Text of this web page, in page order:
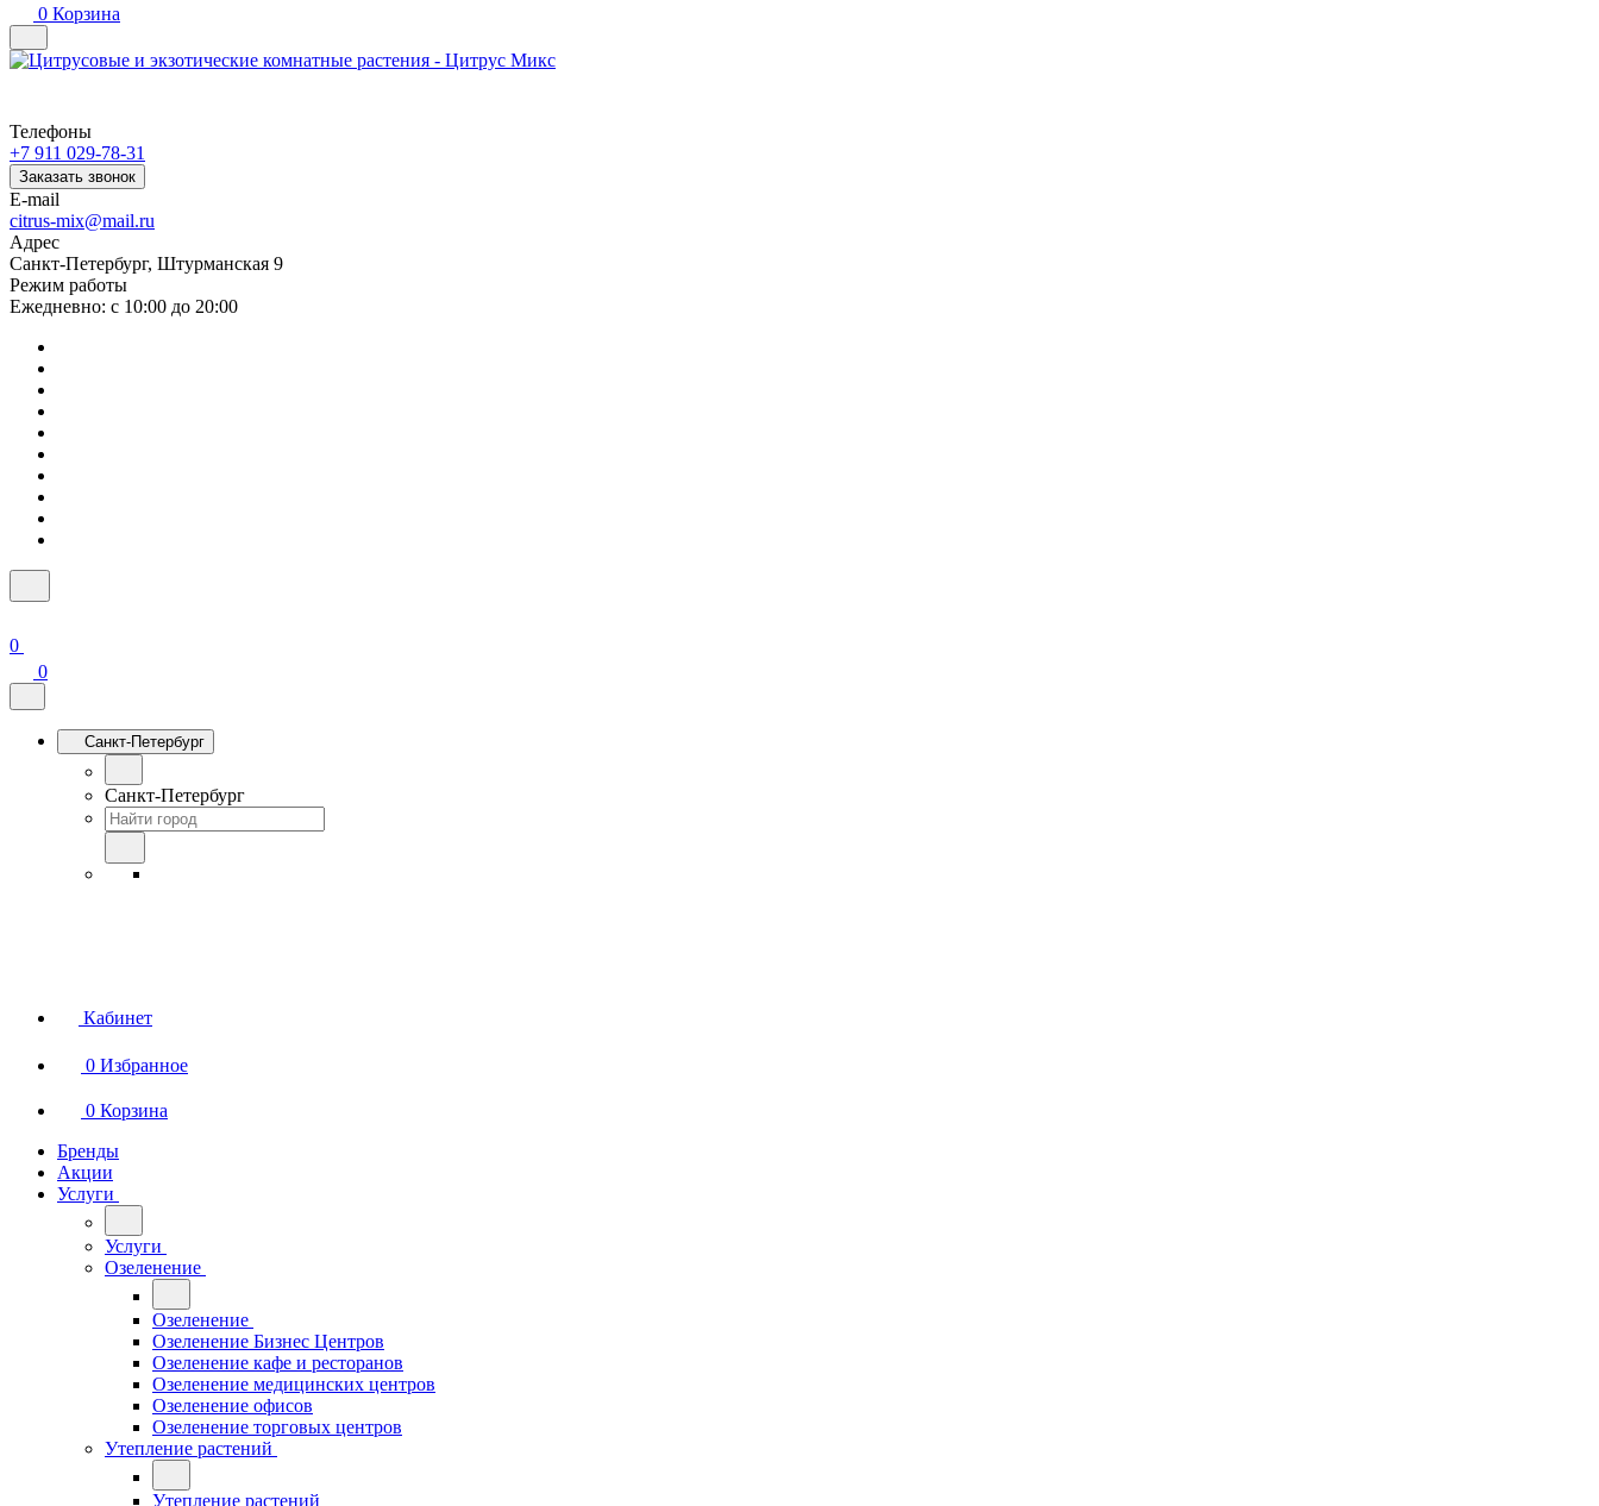
0 Корзина
Телефоны
+7 911 029-78-31
Заказать звонок
E-mail
citrus-mix@mail.ru
Адрес
Санкт-Петербург, Штурманская 9
Режим работы
Ежедневно: с 10:00 до 20:00
0
0
Санкт-Петербург
Санкт-Петербург
Кабинет
0 Избранное
0 Корзина
Бренды
Акции
Услуги
Услуги
Озеленение
Озеленение
Озеленение Бизнес Центров
Озеленение кафе и ресторанов
Озеленение медицинских центров
Озеленение офисов
Озеленение торговых центров
Утепление растений
Утепление растений